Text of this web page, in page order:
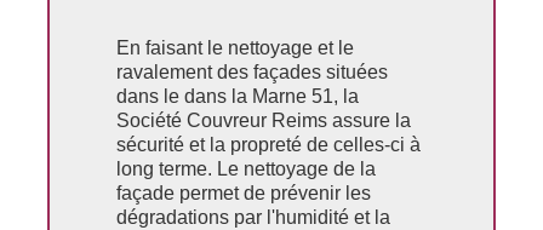
En faisant le nettoyage et le
ravalement des façades situées
dans le dans la Marne 51, la
Société Couvreur Reims assure la
sécurité et la propreté de celles-ci à
long terme. Le nettoyage de la
façade permet de prévenir les
dégradations par l'humidité et la